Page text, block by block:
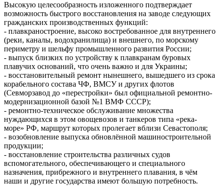
Высокую целесообразность изложенного подтверждает
возможность быстрого восстановления на заводе следующих
гражданских производственных функций:
- плавкраностроение, высоко востребованное для внутреннего
(реки, каналы, водохранилища) и внешнего, по морскому
периметру и шельфу промышленного развития России;
- выпуск близких по устройству к плавкранам буровых
плавучих оснований, что очень важно и для Украины;
- восстановительный ремонт нынешнего, вышедшего из срока
корабельного состава ЧФ, ВМСУ и других флотов
(Севморзавод до «перестройки» был официальной ремонтно-
модернизационной базой №1 ВМФ СССР);
- ремонтно-техническое обслуживание множества
нуждающихся в этом овощевозов и танкеров типа «река-
море» РФ, маршрут которых пролегает вблизи Севастополя;
- возобновление выпуска обновлённой машиностроительной
продукции;
- восстановление строительства различных судов
вспомогательного, обеспечивающего и специального
назначения, прибрежного и внутреннего плавания, в чём
наши и другие государства имеют большую потребность.